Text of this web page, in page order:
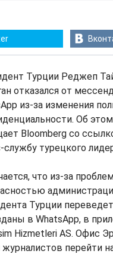
Турции Реджеп
отказался от
из-за изменения
Об этом
Bloomberg со
службу турецкого
что из-за
Турции
в WhatsApp, в
Hizmetleri AS. Офис
перейти на